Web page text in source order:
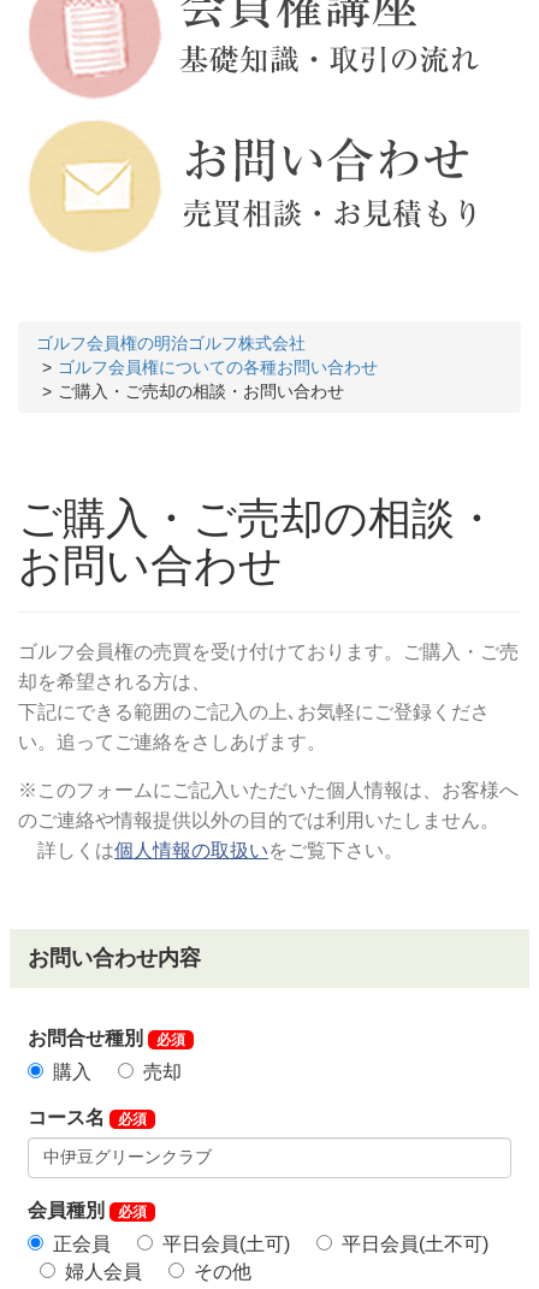
ゴルフ会員権の明治ゴルフ株式会社
ゴルフ会員権についての各種お問い合わせ
ご購入・ご売却の相談・お問い合わせ
ご購入・ご売却の相談・
お問い合わせ
ゴルフ会員権の売買を受け付けております。ご購入・ご売
却を希望される方は、
下記にできる範囲のご記入の上､お気軽にご登録くださ
い。追ってご連絡をさしあげます。
※このフォームにご記入いただいた個人情報は、お客様へ
のご連絡や情報提供以外の目的では利用いたしません。
詳しくは個人情報の取扱いをご覧下さい。
お問い合わせ内容
お問合せ種別 必須
購入 売却
コース名 必須
会員種別 必須
正会員 平日会員(土可)
平日会員(土不可)
婦人会員
その他